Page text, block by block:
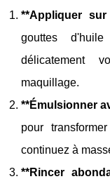
**Appliquer
gouttes
délicatement
maquillage.
**Émulsionner
pour
continuez à
**Rincer